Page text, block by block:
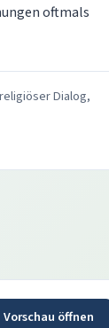
oftmals
Dialog,
Vorschau öffnen